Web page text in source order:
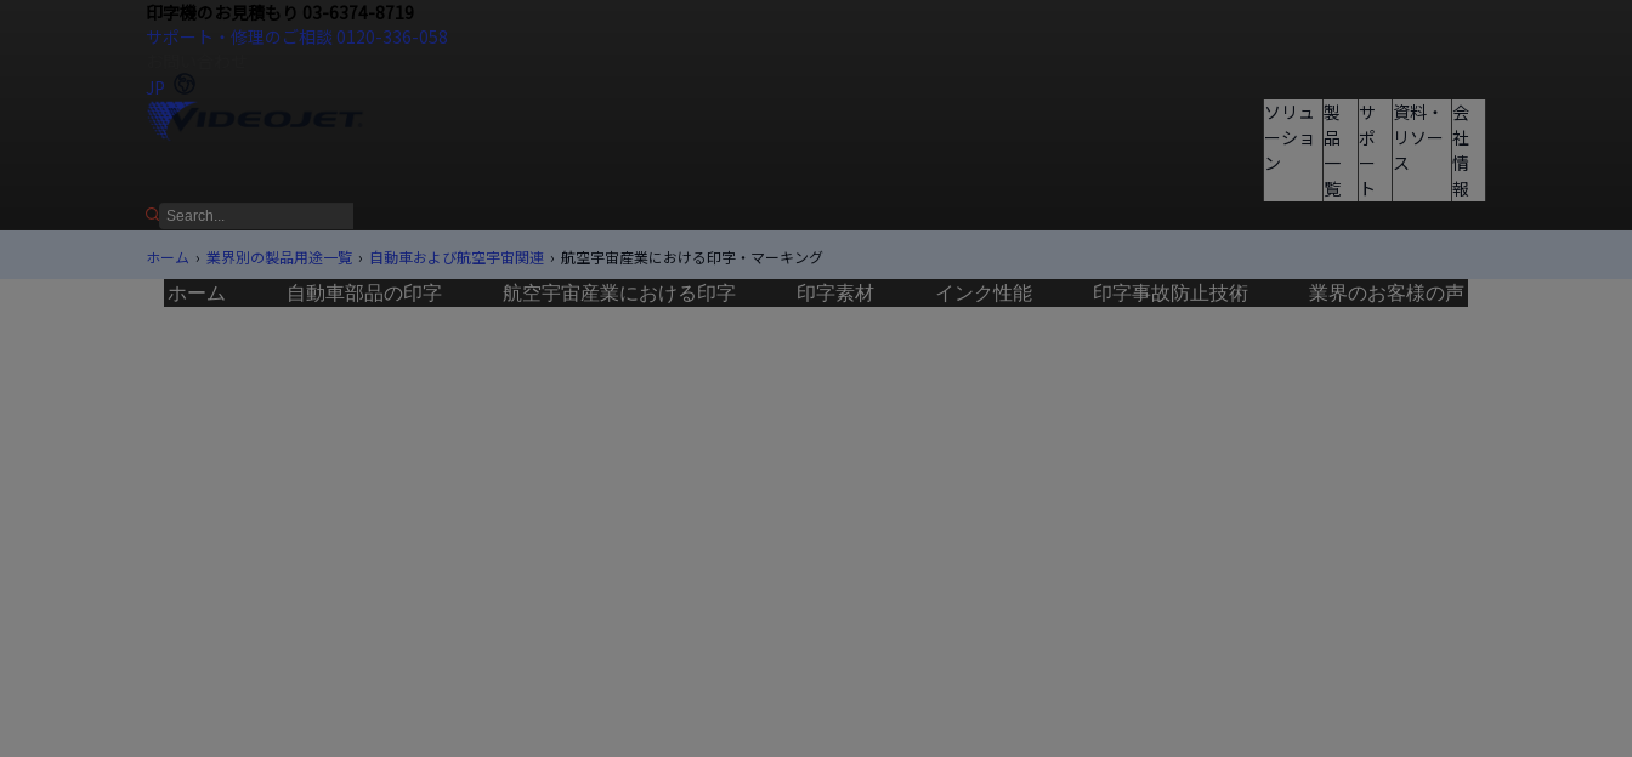
印字機のお見積もり 03-6374-8719
サポート・修理のご相談 0120-336-058
JP
ソリュ
ーショ
ン
製
品
一
覧
サ
ポ
ー
ト
資料・
リソー
ス
会
社
情
報
ホーム › 業界別の製品用途一覧 › 自動車および航空宇宙関連 › 航空宇宙産業における印字・マーキング
ホーム
自動車部品の印字 航空宇宙産業における印字 印字素材 インク性能 印字事故防止技術 業界のお客様の声